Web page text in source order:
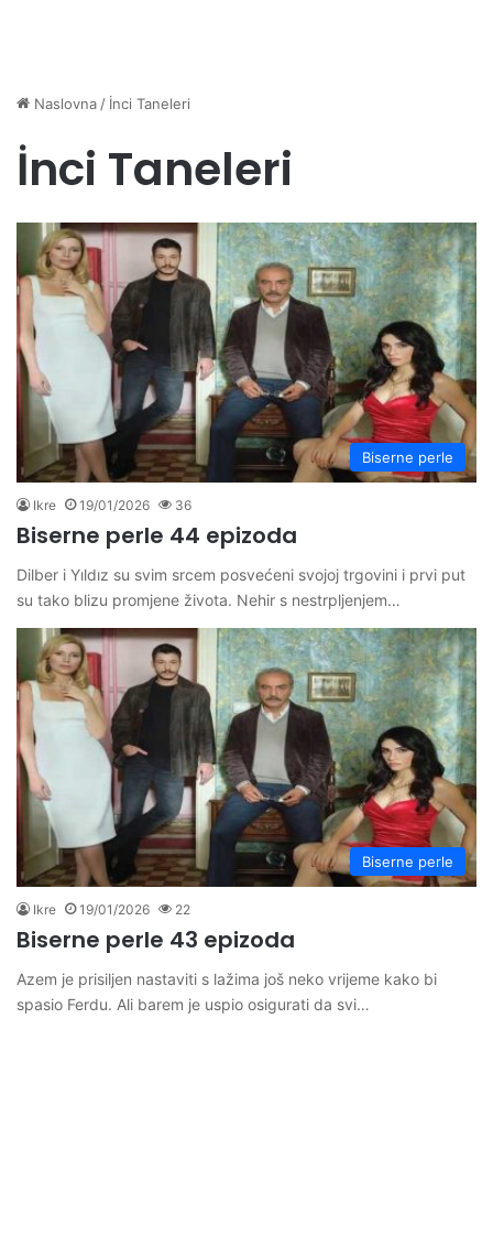
Naslovna / İnci Taneleri
İnci Taneleri
Biserne perle
Ikre 19/01/2026 36
Biserne perle 44 epizoda
Dilber i Yıldız su svim srcem posvećeni svojoj trgovini i prvi put
su tako blizu promjene života. Nehir s nestrpljenjem…
Biserne perle
Ikre 19/01/2026 22
Biserne perle 43 epizoda
Azem je prisiljen nastaviti s lažima još neko vrijeme kako bi
spasio Ferdu. Ali barem je uspio osigurati da svi…